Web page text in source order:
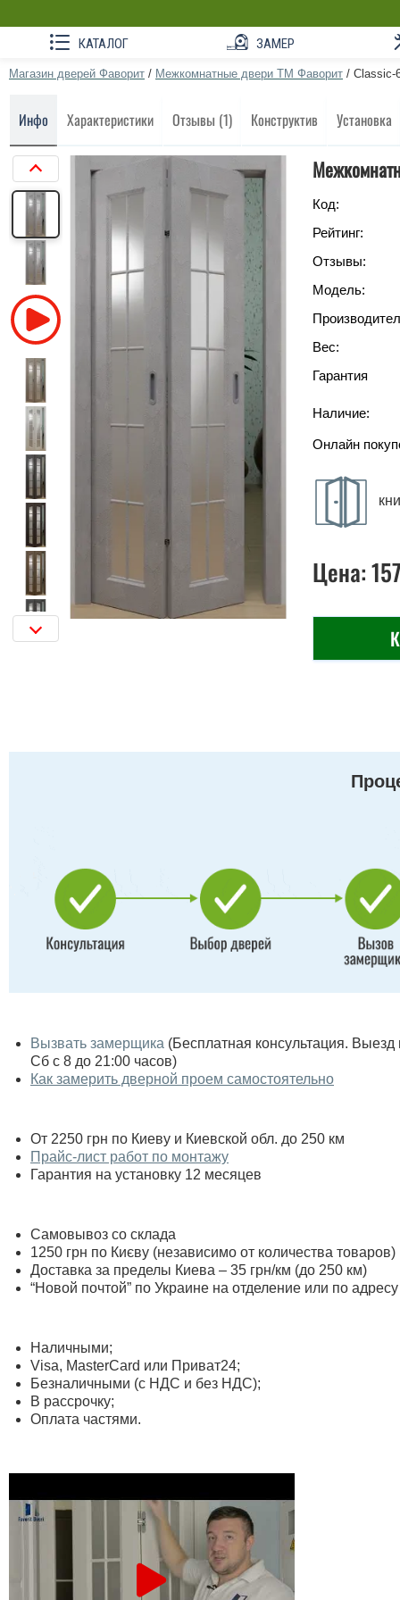
КАТАЛОГ ЗАМЕР
Магазин дверей Фаворит / Межкомнатные двери ТМ Фаворит / Classic-
Инфо Характеристики Отзывы (1) Конструктив Установка
Код:
Рейтинг:
Отзывы:
Модель:
Вес:
Гарантия
Наличие:
Онлайн
Цена:
Вызвать замерщика (Бесплатная консультация.
Сб с 8 до 21:00 часов)
Как замерить дверной проем самостоятельно
От 2250 грн по Киеву и Киевской обл. до 250 км
Прайс-лист работ по монтажу
Гарантия на установку 12 месяцев
Самовывоз со склада
1250 грн по Києву (независимо от количества товаров)
Доставка за пределы Киева – 35 грн/км (до 250 км)
“Новой почтой” по Украине на отделение или по адресу
Наличными;
Visa, MasterСard или Приват24;
Безналичными (с НДС и без НДС);
В рассрочку;
Оплата частями.